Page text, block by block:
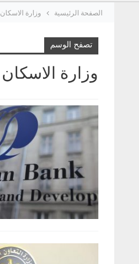
الصفحة الرئيسية وزارة الاسكان
تصفح الوسم
وزارة الاسكان